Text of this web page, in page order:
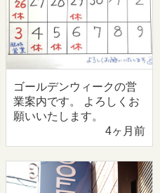
ゴールデンウィークの営
業案内です。 よろしくお
願いいたします。
4ヶ月前